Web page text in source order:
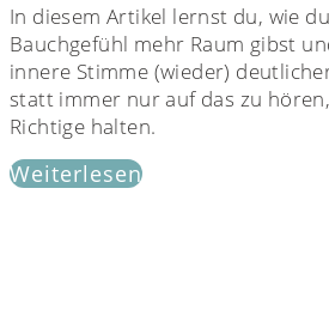
In diesem Artikel lernst du, wie
Bauchgefühl mehr Raum gibst
innere Stimme (wieder)
statt immer nur auf das zu
Richtige halten.
Weiterlesen